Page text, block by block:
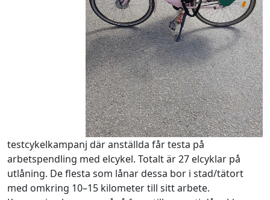
testcykelkampanj där anställda får testa på
arbetspendling med elcykel. Totalt är 27 elcyklar på
utlåning. De flesta som lånar dessa bor i stad/tätort
med omkring 10–15 kilometer till sitt arbete.